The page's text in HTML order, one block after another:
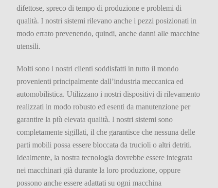
difettose, spreco di tempo di produzione e problemi di
qualità. I nostri sistemi rilevano anche i pezzi posizionati in
modo errato prevenendo, quindi, anche danni alle macchine
utensili.
Molti sono i nostri clienti soddisfatti in tutto il mondo
provenienti principalmente dall’industria meccanica ed
automobilistica. Utilizzano i nostri dispositivi di rilevamento
realizzati in modo robusto ed esenti da manutenzione per
garantire la più elevata qualità. I nostri sistemi sono
completamente sigillati, il che garantisce che nessuna delle
parti mobili possa essere bloccata da trucioli o altri detriti.
Idealmente, la nostra tecnologia dovrebbe essere integrata
nei macchinari già durante la loro produzione, oppure
possono anche essere adattati su ogni macchina